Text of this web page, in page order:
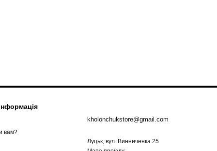
вам?
kholonchukstore@gmail.com
Луцьк, вул. Винниченка 25